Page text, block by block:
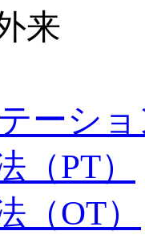
来
ーシ
（PT）
（OT）